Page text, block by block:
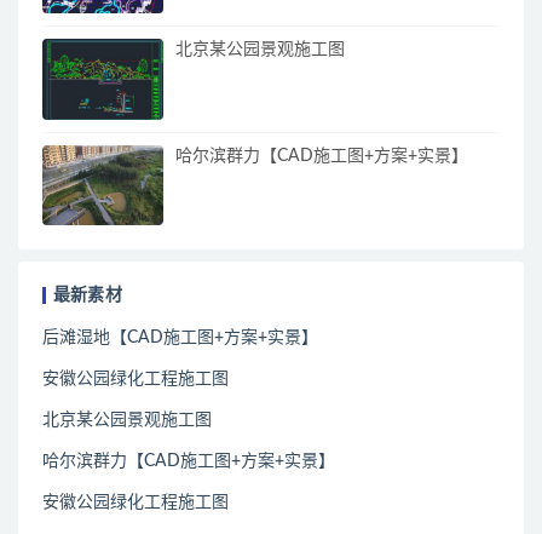
北京某公园景观施工图
哈尔滨群力【CAD施工图+方案+实景】
最新素材
后滩湿地【CAD施工图+方案+实景】
安徽公园绿化工程施工图
北京某公园景观施工图
哈尔滨群力【CAD施工图+方案+实景】
安徽公园绿化工程施工图